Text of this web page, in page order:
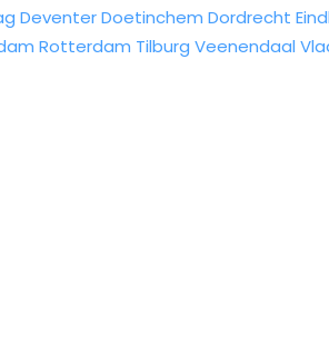
DeventerDoetinchem Dordrecht
Rotterdam Tilburg Veenendaal